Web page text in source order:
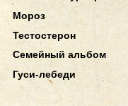
Мороз
Тестостерон
Семейный альбом
Гуси-лебеди